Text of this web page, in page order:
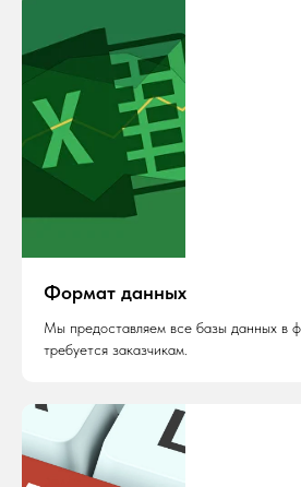
Формат данных
Мы предоставляем все базы данных в
требуется заказчикам.